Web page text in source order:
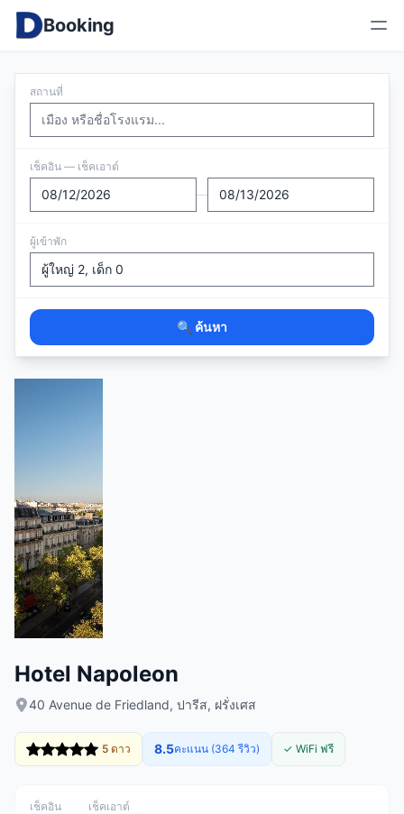
Booking
สถานที่
เช็คอิน — เช็คเอาต์
—
ผู้เข้าพัก
🔍 ค้นหา
Hotel Napoleon
40 Avenue de Friedland, ปารีส, ฝรั่งเศส
5 ดาว 8.5คะแนน (364 รีวิว) ✓ WiFi ฟรี
เช็คอิน เช็คเอาต์